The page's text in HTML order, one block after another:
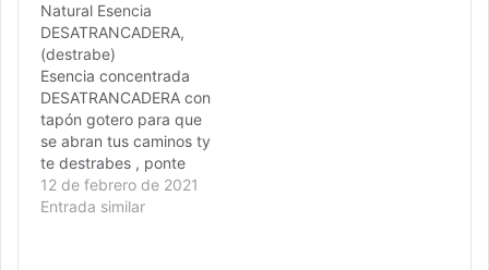
Natural Esencia
DESATRANCADERA,
(destrabe)
Esencia concentrada
DESATRANCADERA con
tapón gotero para que
se abran tus caminos ty
te destrabes , ponte
unas gotas en
muñecas, hombros, y
12 de febrero de 2021
Entrada similar